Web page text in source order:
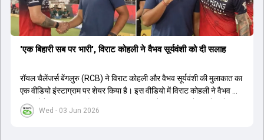
Wed - 03 Jun 2026
'एक बिहारी सब पर भारी', विराट कोहली ने वैभव सूर्यवंशी को दी सलाह
रॉयल चैलेंजर्स बेंगलुरु (RCB) ने विराट कोहली और वैभव सूर्यवंशी की मुलाकात का
एक वीडियो इंस्टाग्राम पर शेयर किया है। इस वीडियो में विराट कोहली ने वैभव को
सलाह देते हुए कहा, 'एक बिहारी सब पर भारी। बस गेम खत्म।' कोहली ने उन्हें खुद
पर विश्वास रखने और नकारात्मक बातों पर ध्यान न देने की सलाह दी। आईपीएल